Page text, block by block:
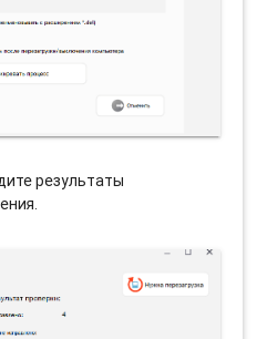
результаты